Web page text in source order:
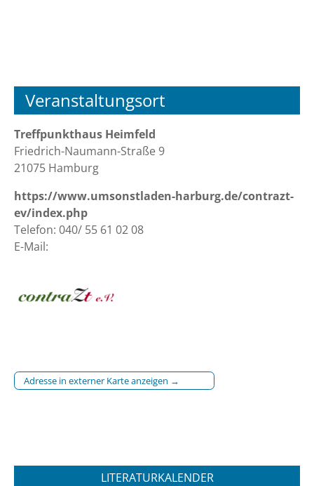
Veranstaltungsort
Treffpunkthaus Heimfeld
Friedrich-Naumann-Straße 9
21075 Hamburg
https://www.umsonstladen-harburg.de/contrazt-
ev/index.php
Telefon: 040/ 55 61 02 08
E-Mail:
Adresse in externer Karte anzeigen →
LITERATURKALENDER